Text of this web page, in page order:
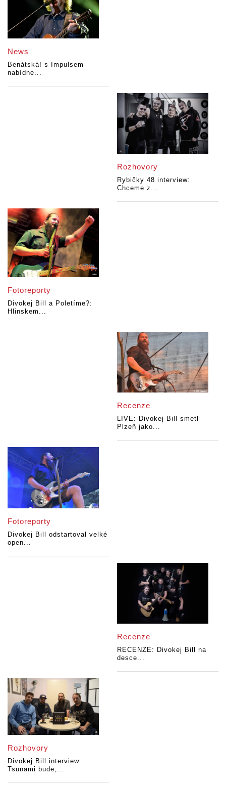
News
Benátská! s Impulsem
nabídne...
Rozhovory
Rybičky 48 interview:
Chceme z...
Fotoreporty
Divokej Bill a Poletíme?:
Hlinskem...
Recenze
LIVE: Divokej Bill smetl
Plzeň jako...
Fotoreporty
Divokej Bill odstartoval velké
open...
Recenze
RECENZE: Divokej Bill na
desce...
Rozhovory
Divokej Bill interview:
Tsunami bude,...